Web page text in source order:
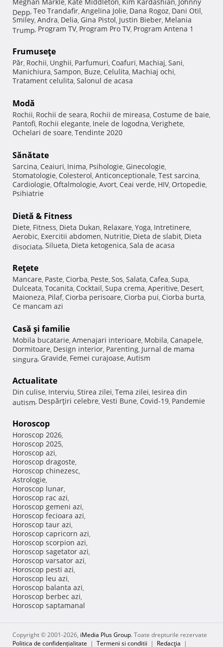
, , ,
Depp, Teo Trandafir, Angelina Jolie, Dana Rogoz, Dani Otil,
Smiley, Andra, Delia, Gina Pistol, Justin Bieber, Melania
Trump, Program TV, Program Pro TV, Program Antena 1
Frumuseţe
Păr, Rochii, Unghii, Parfumuri, Coafuri, Machiaj, Sani,
Manichiura, Sampon, Buze, Celulita, Machiaj ochi,
Tratament celulita, Salonul de acasa
Modă
Rochii, Rochii de seara, Rochii de mireasa, Costume de baie,
Pantofi, Rochii elegante, Inele de logodna, Verighete,
Ochelari de soare, Tendinte 2020
Sănătate
Sarcina, Ceaiuri, Inima, Psihologie, Ginecologie,
Stomatologie, Colesterol, Anticonceptionale, Test sarcina,
Cardiologie, Oftalmologie, Avort, Ceai verde, HIV, Ortopedie,
Psihiatrie
Dietă & Fitness
Diete, Fitness, Dieta Dukan, Relaxare, Yoga, Intretinere,
Aerobic, Exercitii abdomen, Nutritie, Dieta de slabit, Dieta
disociata, Silueta, Dieta ketogenica, Sala de acasa
Reţete
Mancare, Paste, Ciorba, Peste, Sos, Salata, Cafea, Supa,
Dulceata, Tocanita, Cocktail, Supa crema, Aperitive, Desert,
Maioneza, Pilaf, Ciorba perisoare, Ciorba pui, Ciorba burta,
Ce mancam azi
Casă şi familie
Mobila bucatarie, Amenajari interioare, Mobila, Canapele,
Dormitoare, Design interior, Parenting, Jurnal de mama
singura, Gravide, Femei curajoase, Autism
Actualitate
Din culise, Interviu, Stirea zilei, Tema zilei, Iesirea din
autism, Despărţiri celebre, Vesti Bune, Covid-19, Pandemie
Horoscop
Horoscop 2026,
Horoscop 2025,
Horoscop azi,
Horoscop dragoste,
Horoscop chinezesc,
Astrologie,
Horoscop lunar,
Horoscop rac azi,
Horoscop gemeni azi,
Horoscop fecioara azi,
Horoscop taur azi,
Horoscop capricorn azi,
Horoscop scorpion azi,
Horoscop sagetator azi,
Horoscop varsator azi,
Horoscop pesti azi,
Horoscop leu azi,
Horoscop balanta azi,
Horoscop berbec azi,
Horoscop saptamanal
Copyright © 2001-2026, iMedia Plus Group. Toate drepturile rezervate
Politica de confidențialitate | Termeni si conditii | Redacţia |